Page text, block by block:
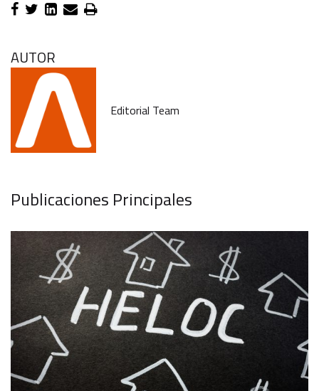
Publicaciones Principales
AUTOR
Editorial Team